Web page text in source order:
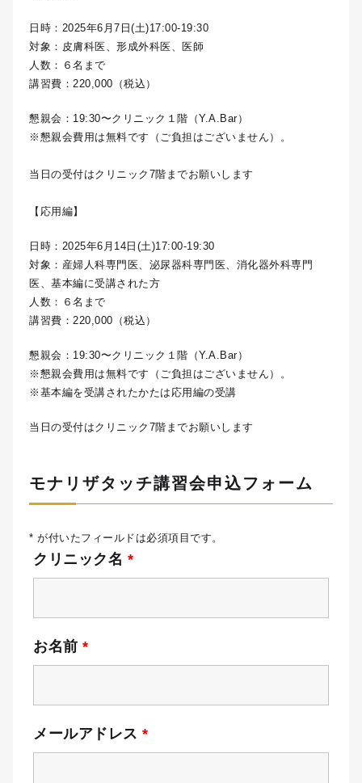
日時：2025年6月7日(土)17:00-19:30
対象：皮膚科医、形成外科医、医師
人数：６名まで
講習費：220,000（税込）
懇親会：19:30〜クリニック１階（Y.A.Bar）
※懇親会費用は無料です（ご負担はございません）。
当日の受付はクリニック7階までお願いします
【応用編】
日時：2025年6月14日(土)17:00-19:30
対象：産婦人科専門医、 泌尿器科専門医、 消化器外科専門
医、 基本編に受講された方
人数：６名まで
講習費：220,000（税込）
懇親会：19:30〜クリニック１階（Y.A.Bar）
※懇親会費用は無料です（ご負担はございません）。
※基本編を受講されたかたは応用編の受講
当日の受付はクリニック7階までお願いします
モナリザタッチ講習会申込フォーム
* が付いたフィールドは必須項目です。
クリニック名 *
お名前 *
メールアドレス *